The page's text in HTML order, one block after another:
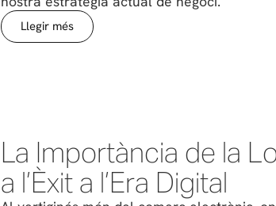
Llegir més
La Importància de la
a l’Èxit a l’Era Digital